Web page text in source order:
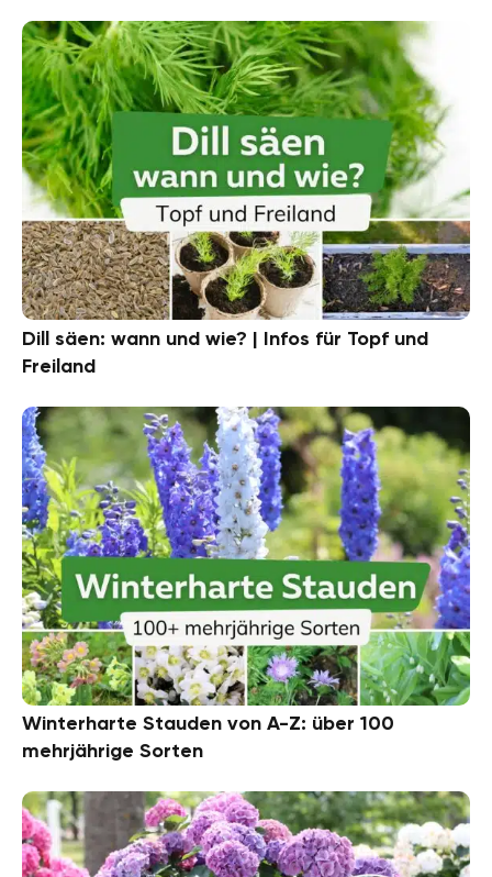
Dill säen: wann und wie? | Infos für Topf und
Freiland
Winterharte Stauden von A-Z: über 100
mehrjährige Sorten